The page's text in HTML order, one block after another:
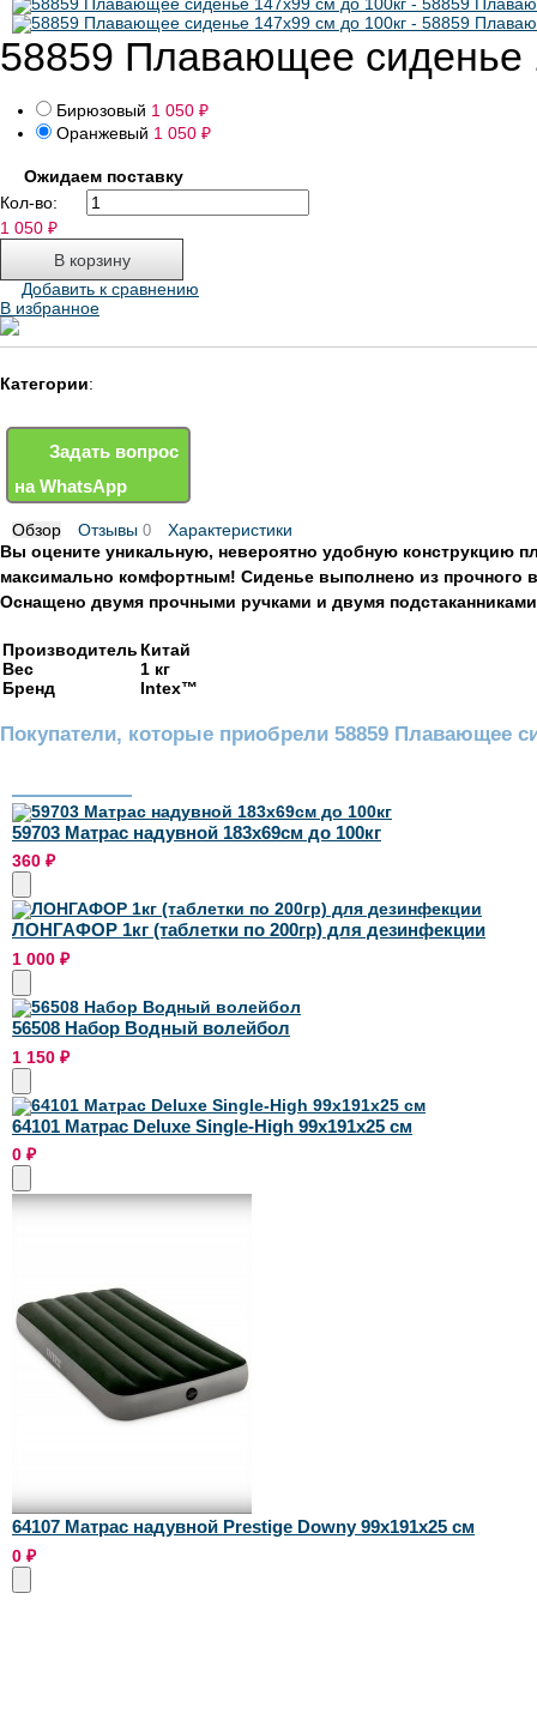
58859 Плавающее сиденье
Бирюзовый 1 050 ₽
Оранжевый 1 050 ₽
Ожидаем поставку
Кол-во:
1 050 ₽
Добавить к сравнению
В избранное
Категории:
Задать вопрос
на WhatsApp
Обзор Отзывы 0
Характеристики
Вы оцените уникальную, невероятно удобную конструкцию
максимально комфортным! Сиденье выполнено из
Оснащено двумя прочными ручками и двумя
Производитель Китай
Вес
1 кг
Бренд
Intex™
Покупатели, которые приобрели 58859 Плавающее
59703 Матрас надувной 183х69см до 100кг
360 ₽
ЛОНГАФОР 1кг (таблетки по 200гр) для дезинфекции
1 000 ₽
56508 Набор Водный волейбол
1 150 ₽
64101 Матрас Deluxe Single-High 99х191х25 см
0 ₽
64107 Матрас надувной Prestige Downy 99х191х25 см
0 ₽